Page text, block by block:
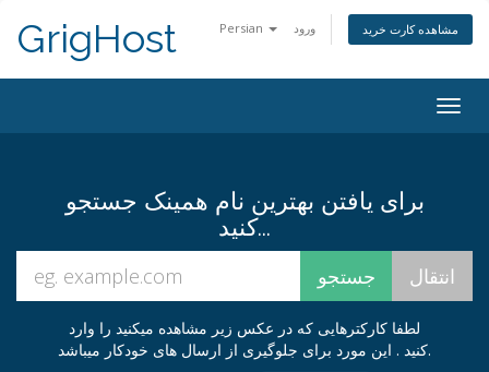
Persian ورود مشاهده کارت خرید GrigHost
برای یافتن بهترین نام همینک جستجو
کنید...
لطفا کارکترهایی که در عکس زیر مشاهده میکنید را وارد
کنید . این مورد برای جلوگیری از ارسال های خودکار میباشد.